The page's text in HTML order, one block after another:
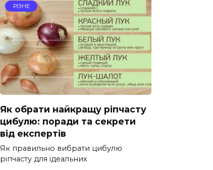
РІЗНЕ
Як обрати найкращу ріпчасту
цибулю: поради та секрети
від експертів
Як правильно вибрати цибулю
ріпчасту для ідеальних